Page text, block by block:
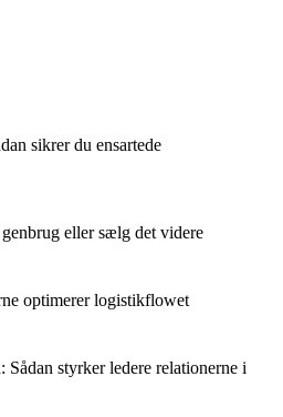
sikrer du ensartede
eller sælg det videre
optimerer logistikflowet
Sådan styrker ledere relationerne i